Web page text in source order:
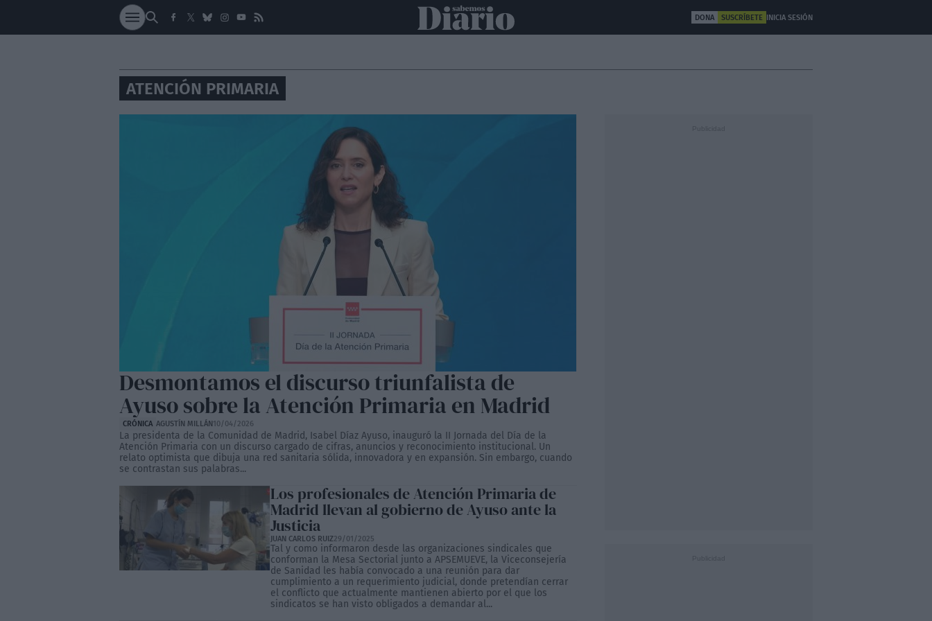
SOCIEDAD NACIONAL INTERNACIONAL POLÍTICA OPINIÓN ECONOMÍA CULTURA OTROS
DONA SUSCRÍBETE INICIA SESIÓN
ATENCIÓN PRIMARIA
Desmontamos el discurso triunfalista de
Ayuso sobre la Atención Primaria en Madrid
CRÓNICA AGUSTÍN MILLÁN10/04/2026
La presidenta de la Comunidad de Madrid, Isabel Díaz Ayuso, inauguró la II Jornada del Día de la
Atención Primaria con un discurso cargado de cifras, anuncios y reconocimiento institucional. Un
relato optimista que dibuja una red sanitaria sólida, innovadora y en expansión. Sin embargo, cuando
se contrastan sus palabras...
Los profesionales de Atención Primaria de
Madrid llevan al gobierno de Ayuso ante la
Justicia
JUAN CARLOS RUIZ29/01/2025
Tal y como informaron desde las organizaciones sindicales que
conforman la Mesa Sectorial junto a APSEMUEVE, la Viceconsejería
de Sanidad les había convocado a una reunión para dar
cumplimiento a un requerimiento judicial, donde pretendían cerrar
el conflicto que actualmente mantienen abierto por el que los
sindicatos se han visto obligados a demandar al...